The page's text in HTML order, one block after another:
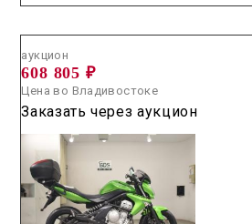
аукцион
608 805 ₽
Цена во Владивостоке
Заказать через аукцион